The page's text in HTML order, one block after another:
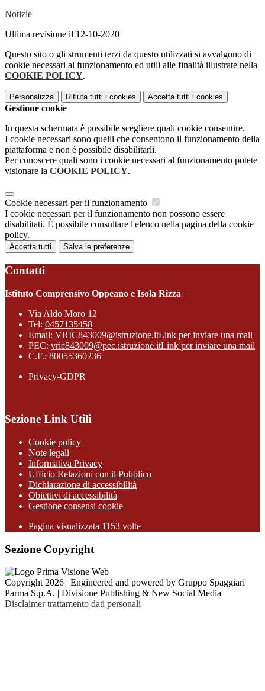
Notizie
Ultima revisione il 12-10-2020
Questo sito o gli strumenti terzi da questo utilizzati si avvalgono di
cookie necessari al funzionamento ed utili alle finalità illustrate nella
COOKIE POLICY.
Personalizza Rifiuta tutti i cookies Accetta tutti i cookies
Gestione cookie
In questa schermata è possibile scegliere quali cookie consentire.
I cookie necessari sono quelli che consentono il funzionamento della
piattaforma e non è possibile disabilitarli.
Per conoscere quali sono i cookie necessari al funzionamento potete
visionare la COOKIE POLICY.
Cookie necessari per il funzionamento
I cookie necessari per il funzionamento non possono essere
disabilitati. È possibile consultare l'elenco nella pagina della cookie
policy.
Accetta tutti Salva le preferenze
Contatti
Istituto Comprensivo Oppeano e Isola Rizza
Via Aldo Moro 12
Tel: 0457135458
Email: VRIC843009@istruzione.itLink per inviare una mail
PEC: vric843009@pec.istruzione.itLink per inviare una mail
C.F.: 80055360236
Privacy-GDPR
Sezione Link Utili
Cookie policy
Note legali
Informativa Privacy
Ufficio Relazioni con il Pubblico
Dichiarazione di accessibilità
Obiettivi di accessibilità
Gestione consensi cookie
Pagina visualizzata 1153 volte
Sezione Copyright
Copyright 2026 | Engineered and powered by Gruppo Spaggiari
Parma S.p.A. | Divisione Publishing & New Social Media
Disclaimer trattamento dati personali